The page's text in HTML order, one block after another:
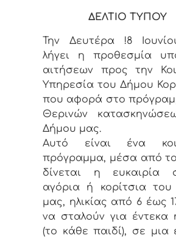
ΔΕΛΤΙΟ ΤΥΠΟΥ
Την Δευτέρα !8
λήγει η προθεσμία
αιτήσεων προς την
Υπηρεσία του Δήμου
που αφορά στο
Θερινών
Δήμου μας.
Αυτό είναι ένα
πρόγραμμα, μέσα από
δίνεται η ευκαιρία
αγόρια ή κορίτσια
μας, ηλικίας από 6 έως
να σταλούν για έντεκα
(το κάθε παιδί), σε μια